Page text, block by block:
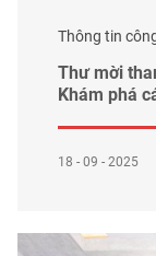
Thông tin
Thư mời
Khám phá
18 - 09 - 2025